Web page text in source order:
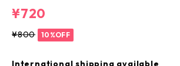
¥720
¥800 10%OFF
International shipping available